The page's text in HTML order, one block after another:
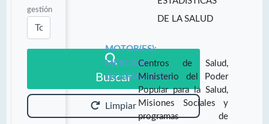
gestión
Buscar
Limpiar
DE LA SALUD
MOTOR(ES):
MERCADO
OCUPACIONAL:
Centros de Salud,
Ministerio del Poder
Popular para la Salud,
Misiones Sociales y
programas de